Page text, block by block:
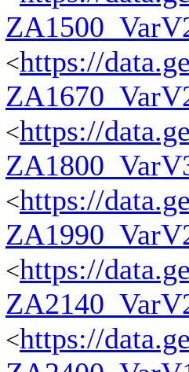
<https://
<https://
<https://
<https://
<https://